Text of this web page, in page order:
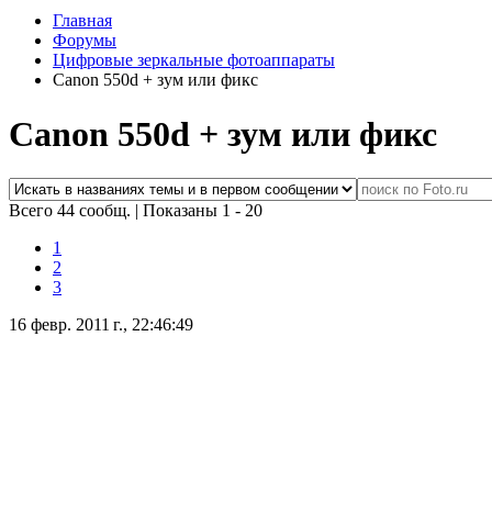
Главная
Форумы
Цифровые зеркальные фотоаппараты
Canon 550d + зум или фикс
Canon 550d + зум или фикс
Всего 44 сообщ. | Показаны 1 - 20
1
2
3
16 февр. 2011 г., 22:46:49